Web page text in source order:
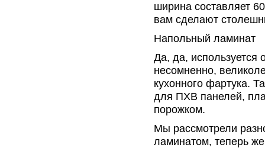
ширина составляет
вам сделают
Напольный ламинат
Да, да, используется
несомненно,
кухонного фартука.
для ПХВ панелей,
порожком.
Мы рассмотрели
ламинатом, теперь